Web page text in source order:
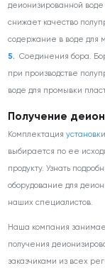
деионизированной
снижает качество
содержание в воде для
Соединения бора.
при производстве
воде для промывки
Получение
Комплектация
выбирается по ее
продукту. Узнать
оборудование для
наших специалистов.
Наша компания
получения
заказчиками из всех